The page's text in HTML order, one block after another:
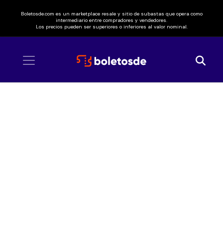
Boletosde.com es un marketplace resale y sitio de subastas que opera como
intermediario entre compradores y vendedores.
Los precios pueden ser superiores o inferiores al valor nominal.